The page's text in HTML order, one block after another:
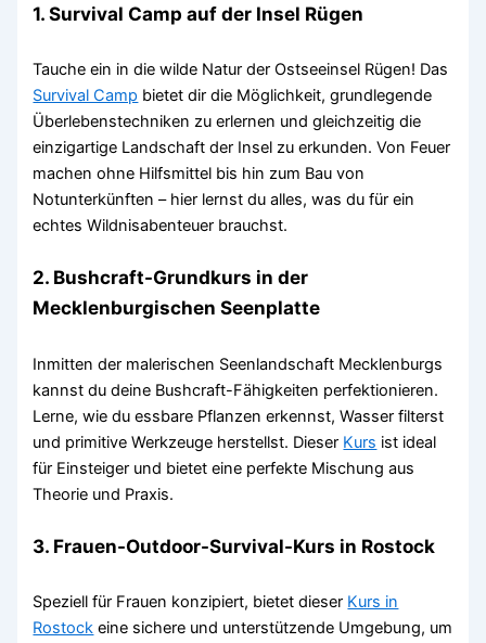
1. Survival Camp auf der Insel Rügen
Tauche ein in die wilde Natur der Ostseeinsel Rügen! Das
Survival Camp bietet dir die Möglichkeit, grundlegende
Überlebenstechniken zu erlernen und gleichzeitig die
einzigartige Landschaft der Insel zu erkunden. Von Feuer
machen ohne Hilfsmittel bis hin zum Bau von
Notunterkünften – hier lernst du alles, was du für ein
echtes Wildnisabenteuer brauchst.
2. Bushcraft-Grundkurs in der
Mecklenburgischen Seenplatte
Inmitten der malerischen Seenlandschaft Mecklenburgs
kannst du deine Bushcraft-Fähigkeiten perfektionieren.
Lerne, wie du essbare Pflanzen erkennst, Wasser filterst
und primitive Werkzeuge herstellst. Dieser Kurs ist ideal
für Einsteiger und bietet eine perfekte Mischung aus
Theorie und Praxis.
3. Frauen-Outdoor-Survival-Kurs in Rostock
Speziell für Frauen konzipiert, bietet dieser Kurs in
Rostock eine sichere und unterstützende Umgebung, um